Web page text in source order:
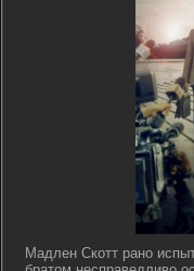
Мадлен Скотт рано